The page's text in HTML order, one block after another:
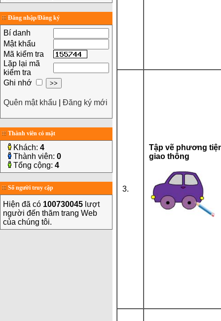
Đăng nhập/Đăng ký
Bí danh
Mật khẩu
Mã kiểm tra
Lặp lại mã
kiểm tra
Ghi nhớ
Quên mật khẩu Đăng ký mới
Thành viên có mặt
Khách: 4
Thành viên: 0
Tổng cộng: 4
Số người truy cập
Hiện đã có 100730045 lượt
người đến thăm trang Web
của chúng tôi.
3.
Tập vẽ phương
giao thông